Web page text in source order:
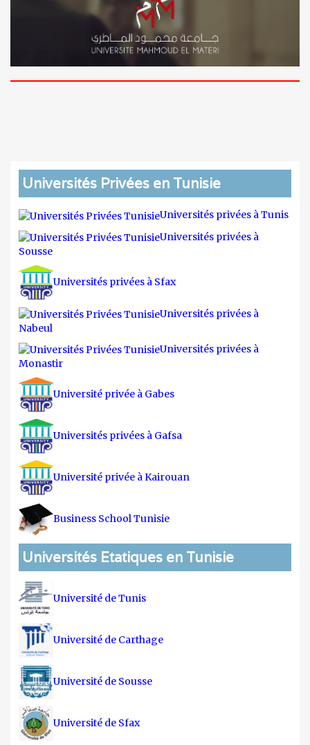
Universités Privées en Tunisie
Universités privées à Tunis
Universités privées à
Sousse
Universités privées à Sfax
Universités privées à
Nabeul
Universités privées à
Monastir
Université privée à Gabes
Universités privées à Gafsa
Université privée à Kairouan
Business School Tunisie
Universités Etatiques en Tunisie
Université de Tunis
Université de Carthage
Université de Sousse
Université de Sfax